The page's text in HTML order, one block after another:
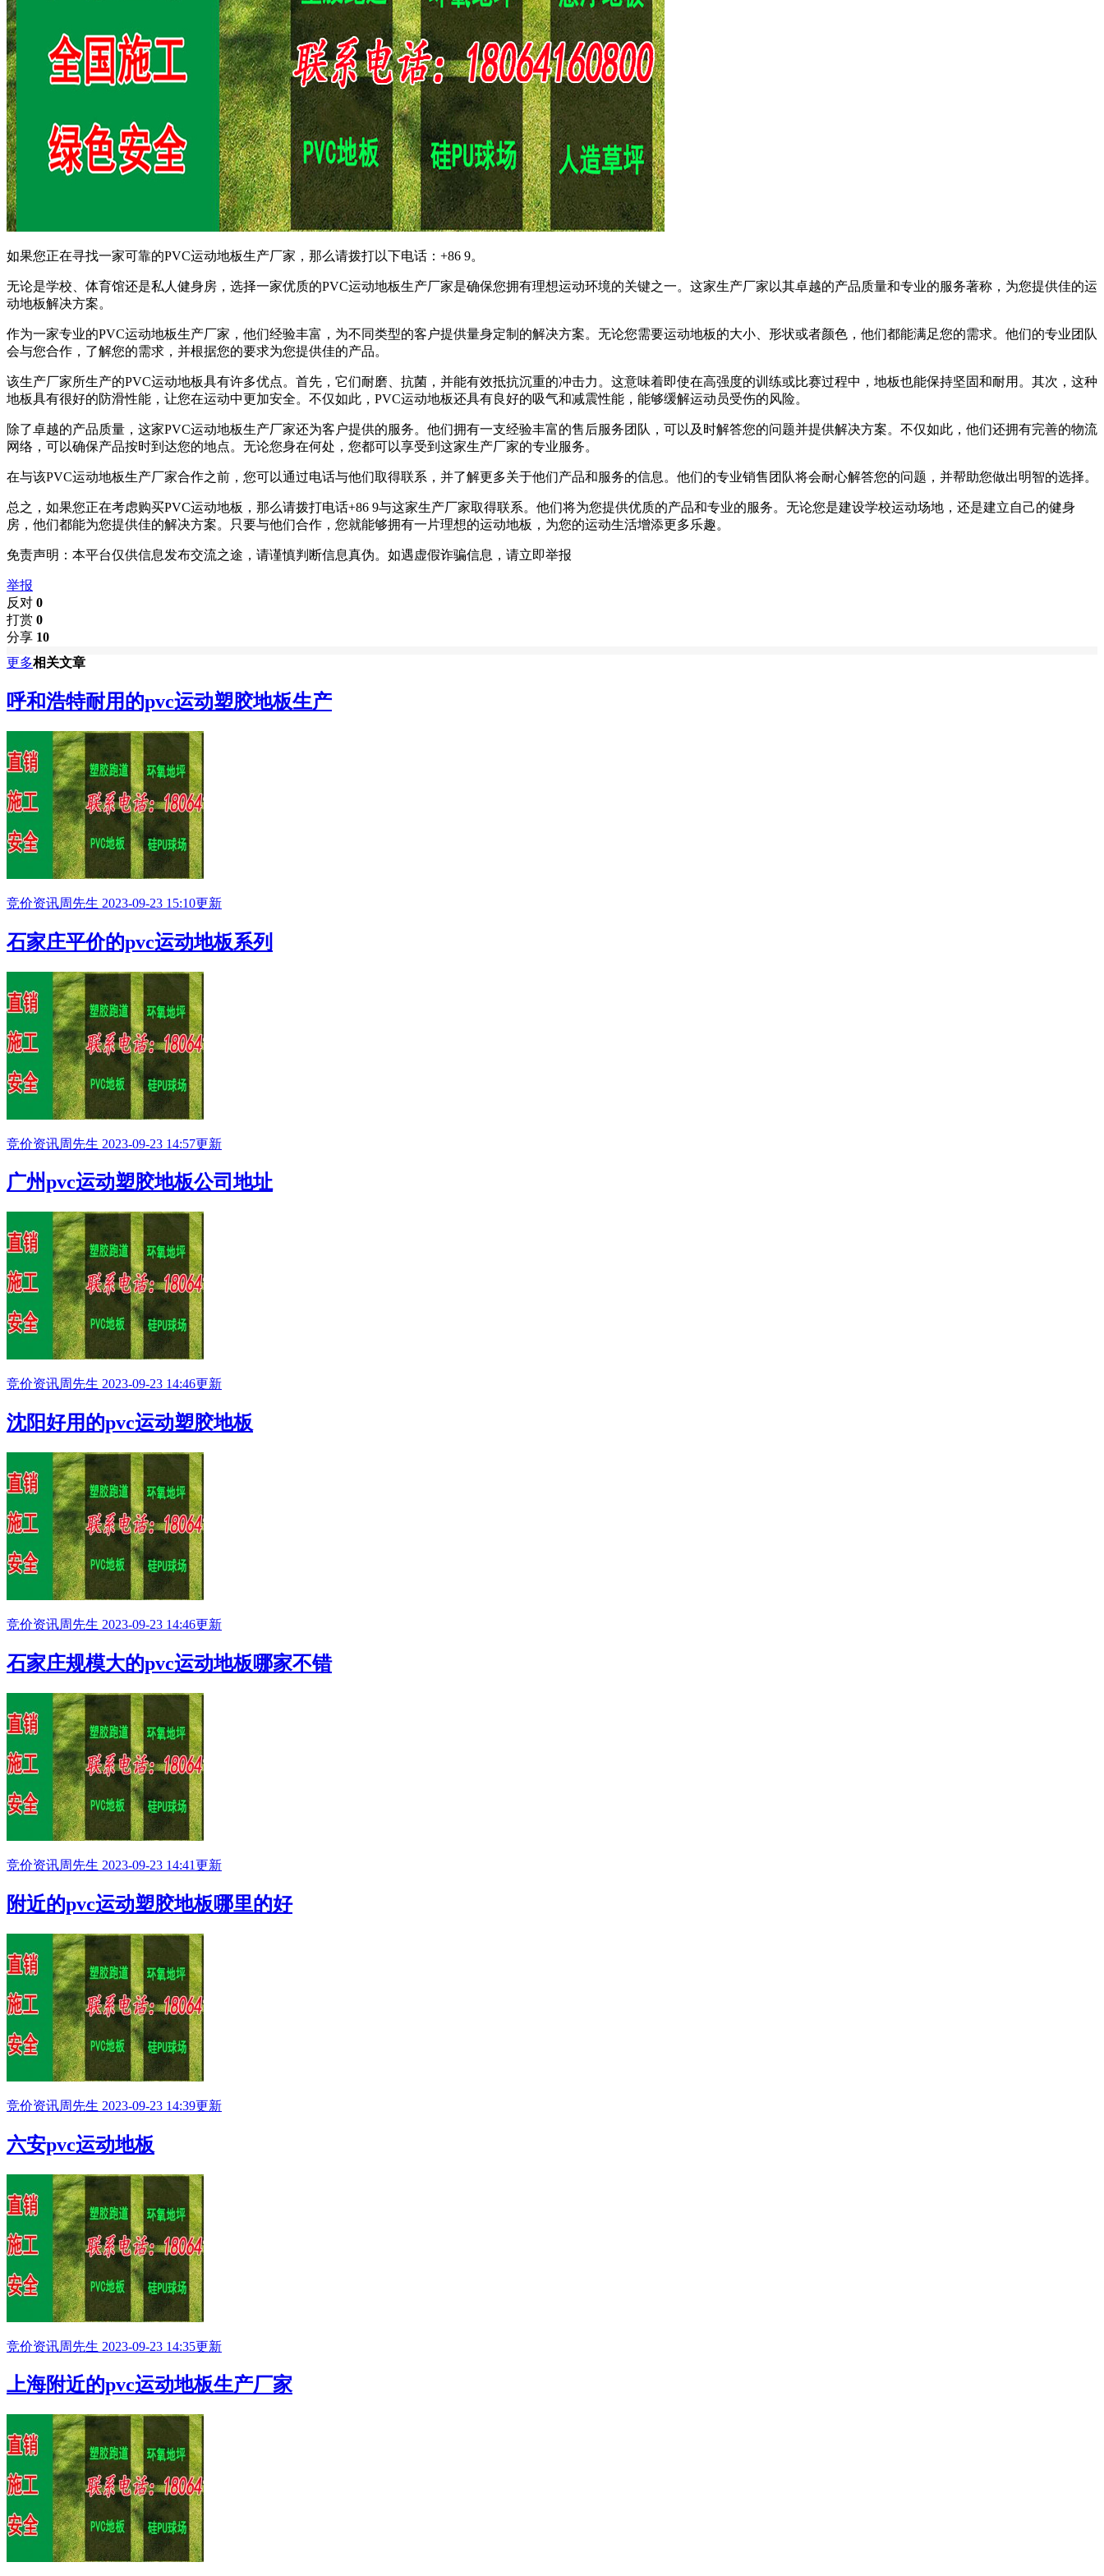
如果您正在寻找一家可靠的PVC运动地板生产厂家，那么请拨打以下电话：+86 9。
无论是学校、体育馆还是私人健身房，选择一家优质的PVC运动地板生产厂家是确保您拥有理想运动环境的关键之一。这家生产厂家以其卓越的产品质量和专业的服务著称，为您提供佳的运
动地板解决方案。
作为一家专业的PVC运动地板生产厂家，他们经验丰富，为不同类型的客户提供量身定制的解决方案。无论您需要运动地板的大小、形状或者颜色，他们都能满足您的需求。他们的专业团队
会与您合作，了解您的需求，并根据您的要求为您提供佳的产品。
该生产厂家所生产的PVC运动地板具有许多优点。首先，它们耐磨、抗菌，并能有效抵抗沉重的冲击力。这意味着即使在高强度的训练或比赛过程中，地板也能保持坚固和耐用。其次，这种
地板具有很好的防滑性能，让您在运动中更加安全。不仅如此，PVC运动地板还具有良好的吸气和减震性能，能够缓解运动员受伤的风险。
除了卓越的产品质量，这家PVC运动地板生产厂家还为客户提供的服务。他们拥有一支经验丰富的售后服务团队，可以及时解答您的问题并提供解决方案。不仅如此，他们还拥有完善的物流
网络，可以确保产品按时到达您的地点。无论您身在何处，您都可以享受到这家生产厂家的专业服务。
在与该PVC运动地板生产厂家合作之前，您可以通过电话与他们取得联系，并了解更多关于他们产品和服务的信息。他们的专业销售团队将会耐心解答您的问题，并帮助您做出明智的选择。
总之，如果您正在考虑购买PVC运动地板，那么请拨打电话+86 9与这家生产厂家取得联系。他们将为您提供优质的产品和专业的服务。无论您是建设学校运动场地，还是建立自己的健身
房，他们都能为您提供佳的解决方案。只要与他们合作，您就能够拥有一片理想的运动地板，为您的运动生活增添更多乐趣。
免责声明：本平台仅供信息发布交流之途，请谨慎判断信息真伪。如遇虚假诈骗信息，请立即举报
举报
反对 0
打赏 0
分享 10
更多相关文章
呼和浩特耐用的pvc运动塑胶地板生产
竞价资讯周先生 2023-09-23 15:10更新
石家庄平价的pvc运动地板系列
竞价资讯周先生 2023-09-23 14:57更新
广州pvc运动塑胶地板公司地址
竞价资讯周先生 2023-09-23 14:46更新
沈阳好用的pvc运动塑胶地板
竞价资讯周先生 2023-09-23 14:46更新
石家庄规模大的pvc运动地板哪家不错
竞价资讯周先生 2023-09-23 14:41更新
附近的pvc运动塑胶地板哪里的好
竞价资讯周先生 2023-09-23 14:39更新
六安pvc运动地板
竞价资讯周先生 2023-09-23 14:35更新
上海附近的pvc运动地板生产厂家